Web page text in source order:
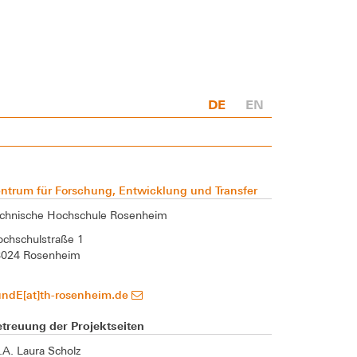
DE EN
für Forschung, Entwicklung und Transfer
Hochschule Rosenheim
1
Rosenheim
rosenheim.de
der Projektseiten
Laura Scholz